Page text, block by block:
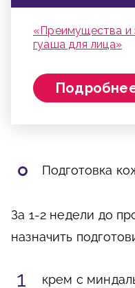
«Преимущества и
гуаша для лица»
Подготовка
За 1-2 недели до
назначить
крем с